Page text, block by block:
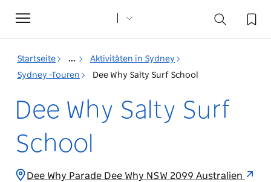
Toggle
navigation
Startseite ...
Aktivitäten in Sydney
Sydney -Touren
Dee Why Salty Surf School
Dee Why Salty Surf
School
Dee Why Parade Dee Why NSW 2099 Australien